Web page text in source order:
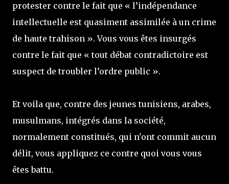
protester contre le fait que « l’indépendance
intellectuelle est quasiment assimilée à un crime
de haute trahison ». Vous vous êtes insurgés
contre le fait que « tout débat contradictoire est
suspect de troubler l’ordre public ».
Et voila que, contre des jeunes tunisiens, arabes,
musulmans, intégrés dans la société,
normalement constitués, qui n'ont commit aucun
délit, vous appliquez ce contre quoi vous vous
êtes battu.